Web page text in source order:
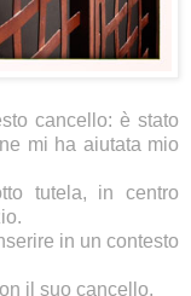
cancello: è stato
mi ha aiutata mio
tutela, in centro
in un contesto
il suo cancello.